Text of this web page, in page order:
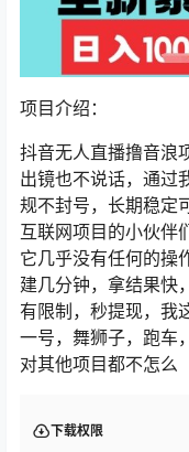
项目介绍：
抖音无人直播撸音浪
出镜也不说话，通过
规不封号，长期稳定
互联网项目的小伙伴
它几乎没有任何的操
建几分钟，拿结果快
有限制，秒提现，我
一号，舞狮子，跑车
对其他项目都不怎么
下载权限